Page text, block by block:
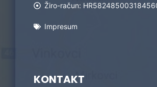
Žiro-račun:
Impresum
KONTAKT